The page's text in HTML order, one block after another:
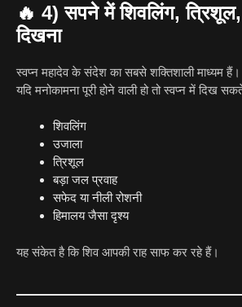
🔥 4) सपने में शिवलिंग,
दिखना
स्वप्न महादेव के संदेश का सबसे शक्तिशाली माध्यम हैं।
यदि मनोकामना पूरी होने वाली हो तो स्वप्न में दिख
शिवलिंग
उजाला
त्रिशूल
बड़ा जल प्रवाह
सफेद या नीली रोशनी
हिमालय जैसा दृश्य
यह संकेत है कि शिव आपकी राह साफ कर रहे हैं।